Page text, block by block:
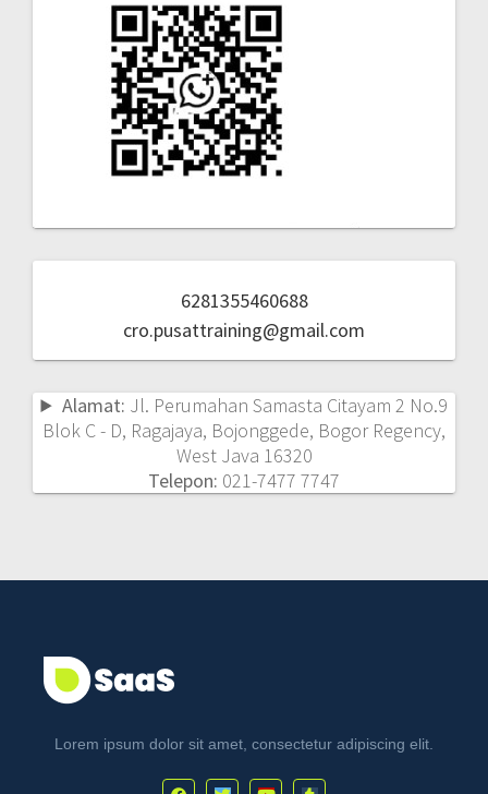
6281355460688
cro.pusattraining@gmail.com
Alamat: Jl. Perumahan Samasta Citayam 2 No.9
Blok C - D, Ragajaya, Bojonggede, Bogor Regency,
West Java 16320
Telepon: 021-7477 7747
Lorem ipsum dolor sit amet, consectetur adipiscing elit.